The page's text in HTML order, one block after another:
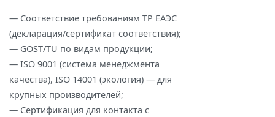
— Соответствие требованиям ТР ЕАЭС
(декларация/сертификат соответствия);
— GOST/TU по видам продукции;
— ISO 9001 (система менеджмента
качества), ISO 14001 (экология) — для
крупных производителей;
— Сертификация для контакта с